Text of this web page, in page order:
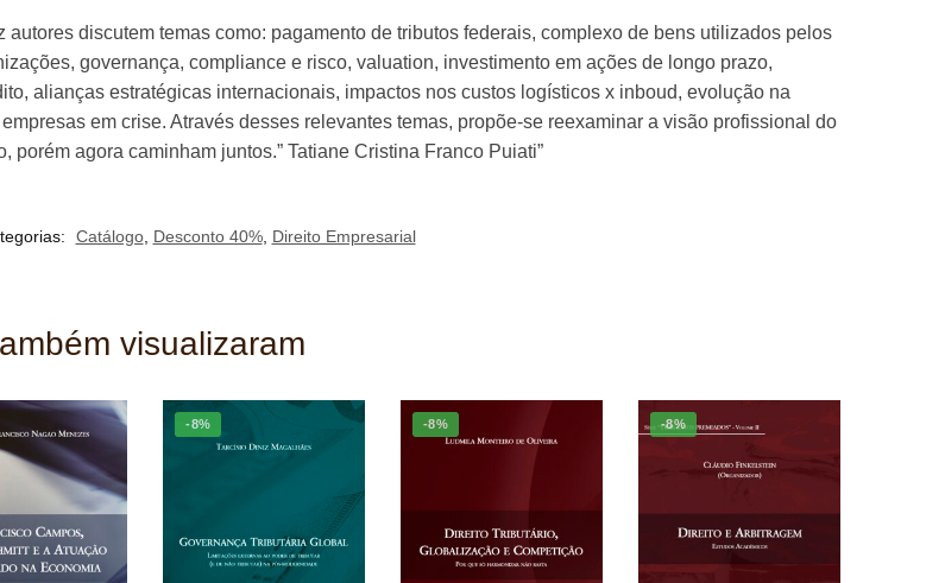
discutem temas como: pagamento de tributos federais, complexo de bens utilizados pelos
governança, compliance e risco, valuation, investimento em ações de longo prazo,
alianças estratégicas internacionais, impactos nos custos logísticos x inboud, evolução na
em crise. Através desses relevantes temas, propõe-se reexaminar a visão profissional do
agora caminham juntos.” Tatiane Cristina Franco Puiati”
Catálogo, Desconto 40%, Direito Empresarial
visualizaram
-8% -8% -8%